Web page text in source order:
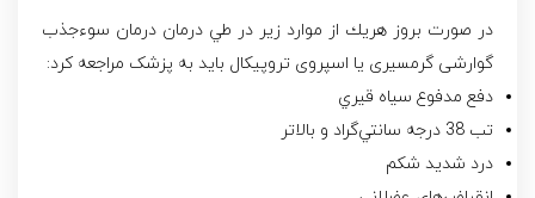
در صورت بروز هريك‌ از موارد زير در طي‌ درمان درمان‌ سوءجذب
گوارشی گرمسیری یا اسپروی تروپیکال باید به پزشک مراجعه کرد‌:
دفع‌ مدفوع‌ سياه‌ قيري‌
تب 38 درجه‌ سانتي‌گراد و بالاتر
درد شديد شكم‌